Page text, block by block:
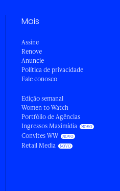
Mais
Assine
Renove
Anuncie
Política de privacidade
Fale conosco
Edição semanal
Women to Watch
Portfólio de Agências
Ingressos Maximídia
Convites WW
Retail Media